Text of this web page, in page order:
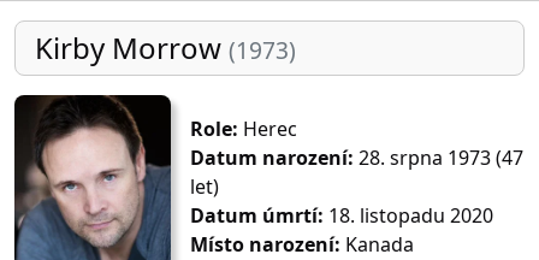
Kirby Morrow (1973)
Role: Herec
Datum narození: 28. srpna 1973 (47
let)
Datum úmrtí: 18. listopadu 2020
Místo narození: Kanada